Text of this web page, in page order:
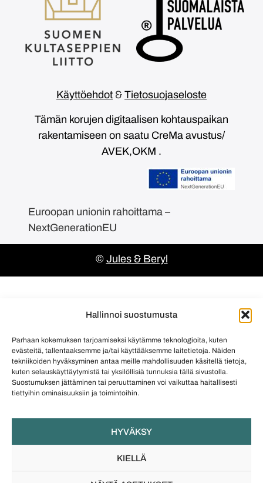
Hallinnoi suostumusta
Parhaan kokemuksen tarjoamiseksi käytämme teknologioita, kuten
evästeitä, tallentaaksemme ja/tai käyttääksemme laitetietoja. Näiden
tekniikoiden hyväksyminen antaa meille mahdollisuuden käsitellä tietoja,
kuten selauskäyttäytymistä tai yksilöllisiä tunnuksia tällä sivustolla.
Suostumuksen jättäminen tai peruuttaminen voi vaikuttaa haitallisesti
tiettyihin ominaisuuksiin ja toimintoihin.
HYVÄKSY
KIELLÄ
Käyttöehdot & Tietosuojaseloste
Tämän korujen digitaalisen kohtauspaikan
rakentamiseen on saatu CreMa avustus/
AVEK,OKM .
Euroopan unionin rahoittama –
NextGenerationEU
© Jules & Beryl